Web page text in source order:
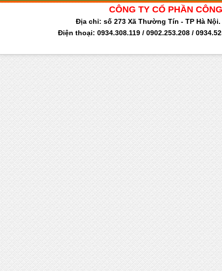
CÔNG TY CỔ PHẦN
Địa chỉ: số 273 Xã Thường Tín - TP Hà
Điện thoại: 0934.308.119 / 0902.253.208 /